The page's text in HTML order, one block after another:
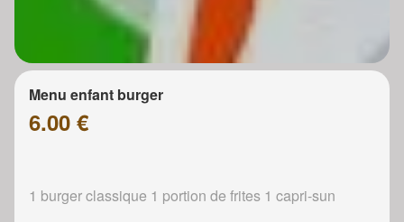
Menu enfant burger
6.00 €
1 burger classique 1 portion de frites 1 capri-sun